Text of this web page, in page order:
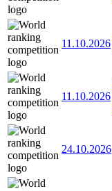
11.10.2026
11.10.2026
24.10.2026